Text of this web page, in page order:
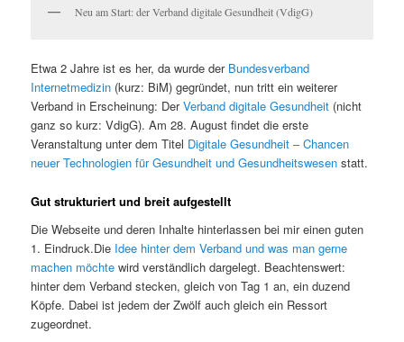
Neu am Start: der Verband digitale Gesundheit (VdigG)
Etwa 2 Jahre ist es her, da wurde der Bundesverband
Internetmedizin (kurz: BiM) gegründet, nun tritt ein weiterer
Verband in Erscheinung: DerVerband digitale Gesundheit (nicht
ganz so kurz: VdigG). Am 28. August findet die erste
Veranstaltung unter dem Titel Digitale Gesundheit – Chancen
neuer Technologien für Gesundheit und Gesundheitswesen statt.
Gut strukturiert und breit aufgestellt
Die Webseite und deren Inhalte hinterlassen bei mir einen guten
1. Eindruck.Die Idee hinter dem Verband und was man gerne
machen möchte wird verständlich dargelegt. Beachtenswert:
hinter dem Verband stecken, gleich von Tag 1 an, ein duzend
Köpfe. Dabei ist jedem der Zwölf auch gleich ein Ressort
zugeordnet.